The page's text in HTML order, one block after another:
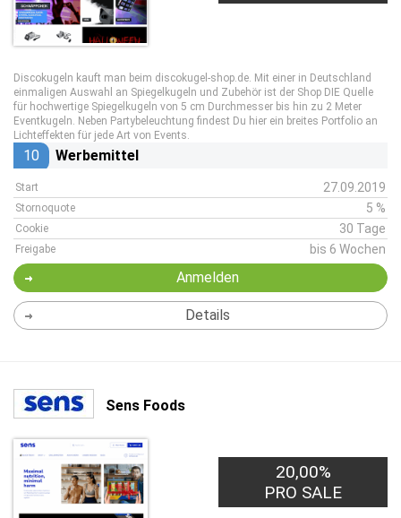
Discokugeln kauft man beim discokugel-shop.de. Mit einer in Deutschland
einmaligen Auswahl an Spiegelkugeln und Zubehör ist der Shop DIE Quelle
für hochwertige Spiegelkugeln von 5 cm Durchmesser bis hin zu 2 Meter
Eventkugeln. Neben Partybeleuchtung findest Du hier ein breites Portfolio an
Lichteffekten für jede Art von Events.
10 Werbemittel
Start 27.09.2019
Stornoquote 5 %
Cookie 30 Tage
Freigabe bis 6 Wochen
Anmelden
Details
Sens Foods
20,00%
PRO SALE